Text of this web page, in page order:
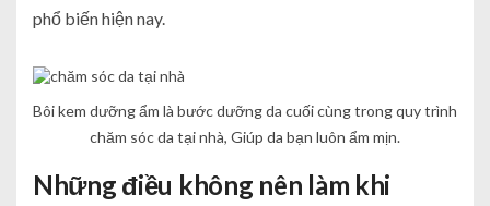
phổ biến hiện nay.
Bôi kem dưỡng ẩm là bước dưỡng da cuối cùng trong quy trình
chăm sóc da tại nhà, Giúp da bạn luôn ẩm mịn.
Những điều không nên làm khi